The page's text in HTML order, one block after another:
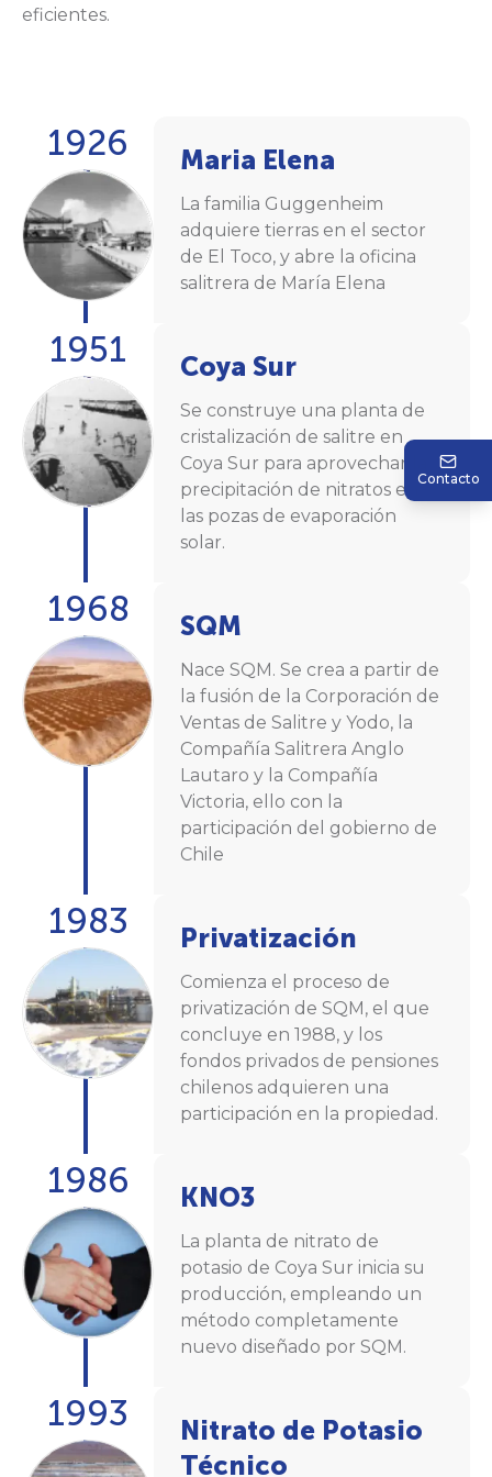
eficientes.
1926 Maria Elena
La familia Guggenheim
adquiere tierras en el sector
de El Toco, y abre la oficina
salitrera de María Elena
1951 Coya Sur
Se construye una planta de
cristalización de salitre en
Coya Sur para aprovechar la
precipitación de nitratos en
las pozas de evaporación
solar.
1968 SQM
Nace SQM. Se crea a partir de
la fusión de la Corporación de
Ventas de Salitre y Yodo, la
Compañía Salitrera Anglo
Lautaro y la Compañía
Victoria, ello con la
participación del gobierno de
Chile
1983 Privatización
Comienza el proceso de
privatización de SQM, el que
concluye en 1988, y los
fondos privados de pensiones
chilenos adquieren una
participación en la propiedad.
1986 KNO3
La planta de nitrato de
potasio de Coya Sur inicia su
producción, empleando un
método completamente
nuevo diseñado por SQM.
1993
Nitrato de Potasio
Técnico
Contacto